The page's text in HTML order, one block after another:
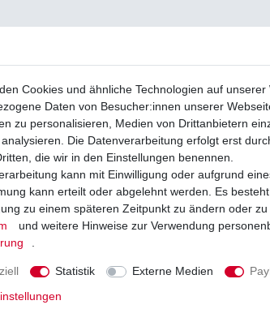
NGK CR10EIX Iridium
Cookies und ähnliche Technologien auf
Daten von Besucher:innen unserer
zu personalisieren, Medien von Drittanbietern
Die Datenverarbeitung erfolgt erst
die wir in den Einstellungen benennen.
kann mit Einwilligung oder aufgrund
kann erteilt oder abgelehnt werden. Es
zu einem späteren Zeitpunkt zu ändern oder
und weitere Hinweise zur Verwendung
Statistik Externe Medien